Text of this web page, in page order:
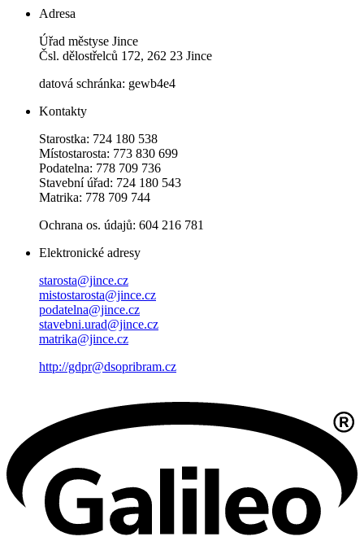
Adresa
Úřad městyse Jince
Čsl. dělostřelců 172, 262 23 Jince
datová schránka: gewb4e4
Kontakty
Starostka: 724 180 538
Místostarosta: 773 830 699
Podatelna: 778 709 736
Stavební úřad: 724 180 543
Matrika: 778 709 744
Ochrana os. údajů: 604 216 781
Elektronické adresy
starosta@jince.cz
mistostarosta@jince.cz
podatelna@jince.cz
stavebni.urad@jince.cz
matrika@jince.cz
http://gdpr@dsopribram.cz